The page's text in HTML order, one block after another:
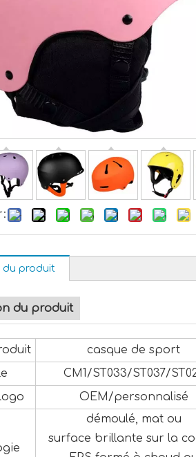
du produit
du produit
casque de sport
CM1/ST033/ST037/
OEM/personnalisé
démoulé, mat ou
surface brillante sur la